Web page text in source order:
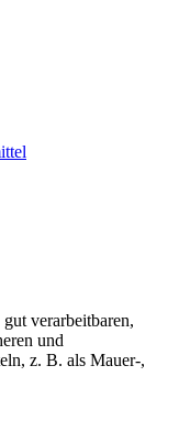
verarbeitbaren,
und
z. B. als Mauer-,